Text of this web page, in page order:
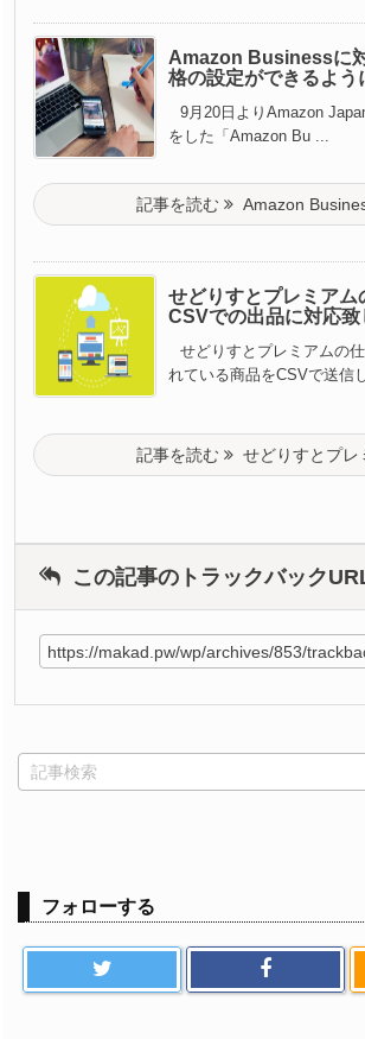
Amazon Businessに
格の設定ができるよう
9月20日よりAmazon
をした「Amazon Bu ...
記事を読む Amazon
せどりすとプレミアム
CSVでの出品に対応致
せどりすとプレミアムの
れている商品をCSVで送信
記事を読む せどりすとプレ
この記事のトラックバック
フォローする